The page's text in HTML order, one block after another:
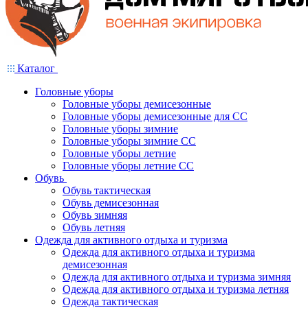
Каталог
Головные уборы
Головные уборы демисезонные
Головные уборы демисезонные для СС
Головные уборы зимние
Головные уборы зимние СС
Головные уборы летние
Головные уборы летние СС
Обувь
Обувь тактическая
Обувь демисезонная
Обувь зимняя
Обувь летняя
Одежда для активного отдыха и туризма
Одежда для активного отдыха и туризма
демисезонная
Одежда для активного отдыха и туризма зимняя
Одежда для активного отдыха и туризма летняя
Одежда тактическая